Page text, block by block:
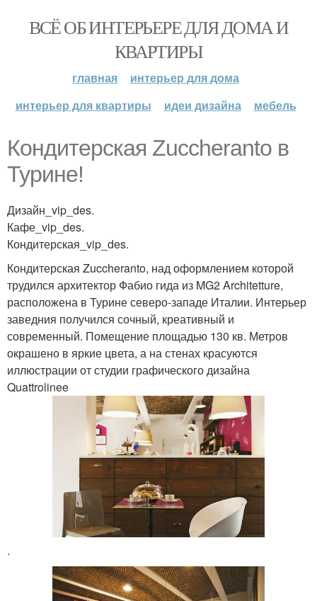
ВСЁ ОБ ИНТЕРЬЕРЕ ДЛЯ ДОМА И
КВАРТИРЫ
главная
интерьер для дома
интерьер для квартиры
идеи дизайна мебель
Кондитерская Zuccheranto в
Турине!
Дизайн_vip_des.
Кафе_vip_des.
Кондитерская_vip_des.
Кондитерская Zuccheranto, над оформлением которой
трудился архитектор Фабио гида из MG2 Architetture,
расположена в Турине северо-западе Италии. Интерьер
заведния получился сочный, креативный и
современный. Помещение площадью 130 кв. Метров
окрашено в яркие цвета, а на стенах красуются
иллюстрации от студии графического дизайна
Quattrolinee
.